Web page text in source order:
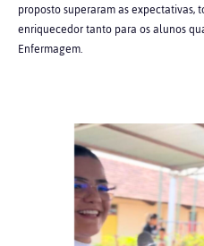
proposto superaram as
enriquecedor tanto para os alunos
Enfermagem.